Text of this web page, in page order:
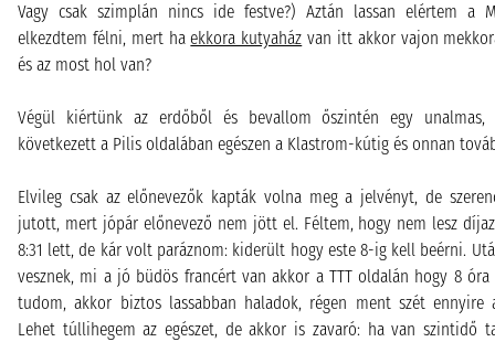
Vagy csak szimplán nincs ide festve?) Aztán lassan elértem a
elkezdtem félni, mert haekkora kutyaház van itt akkor vajon
és az most hol van?
Végül kiértünk az erdőből és bevallom őszintén egy unalmas,
következett a Pilis oldalában egészen a Klastrom-kútig és onnan
Elvileg csak az előnevezők kapták volna meg a jelvényt, de
jutott, mert jópár előnevező nem jött el. Féltem, hogy nem lesz
8:31 lett, de kár volt paráznom: kiderült hogy este 8-ig kell beérni.
vesznek, mi a jó büdös francért van akkor a TTT oldalán hogy 8 óra
tudom, akkor biztos lassabban haladok, régen ment szét ennyire
Lehet túllihegem az egészet, de akkor is zavaró: ha van szintidő